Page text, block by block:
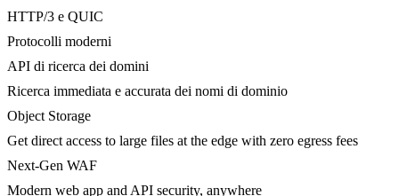
HTTP/3 e QUIC
Protocolli moderni
API di ricerca dei domini
Ricerca immediata e accurata dei nomi di dominio
Object Storage
Get direct access to large files at the edge with zero egress fees
Next-Gen WAF
Modern web app and API security, anywhere